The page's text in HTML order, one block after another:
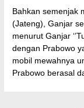
Bahkan semenjak
(Jateng), Ganjar
menurut Ganjar
dengan Prabowo
mobil mewahnya
Prabowo berasal